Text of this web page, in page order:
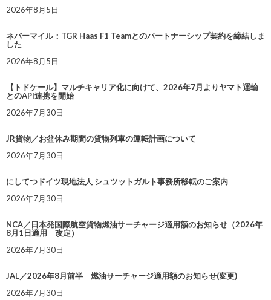
2026年8月5日
ネバーマイル：TGR Haas F1 Teamとのパートナーシップ契約を締結しま
した
2026年8月5日
【トドケール】マルチキャリア化に向けて、2026年7月よりヤマト運輸
とのAPI連携を開始
2026年7月30日
JR貨物／お盆休み期間の貨物列車の運転計画について
2026年7月30日
にしてつドイツ現地法人 シュツットガルト事務所移転のご案内
2026年7月30日
NCA／日本発国際航空貨物燃油サーチャージ適用額のお知らせ（2026年
8月1日適用 改定）
2026年7月30日
JAL／2026年8月前半 燃油サーチャージ適用額のお知らせ(変更)
2026年7月30日